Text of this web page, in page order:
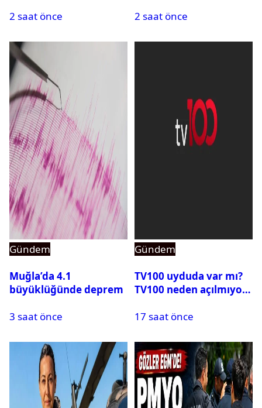
2 saat önce
açıldı
2 saat önce
Gündem
Muğla’da 4.1
büyüklüğünde deprem
3 saat önce
Gündem
TV100 uyduda var mı?
TV100 neden açılmıyor?
17 saat önce